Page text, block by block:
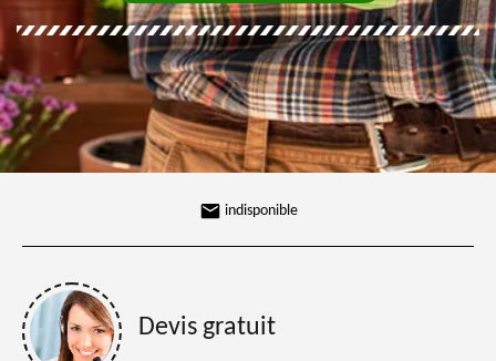
indisponible
Devis gratuit